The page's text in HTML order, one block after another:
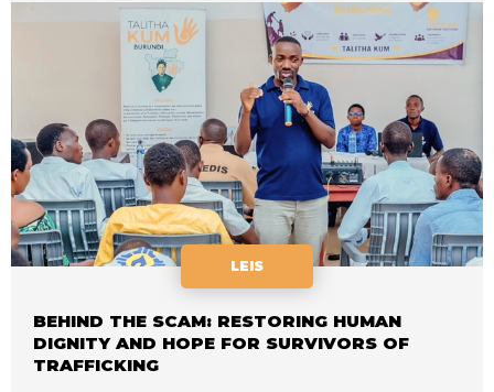
LEIS
BEHIND THE SCAM: RESTORING HUMAN
DIGNITY AND HOPE FOR SURVIVORS OF
TRAFFICKING